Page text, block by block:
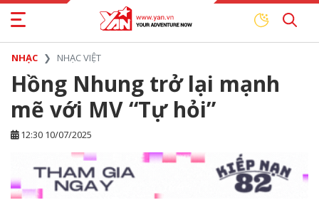
NHẠC NHẠC VIỆT
Hồng Nhung trở lại mạnh
mẽ với MV “Tự hỏi”
12:30 10/07/2025